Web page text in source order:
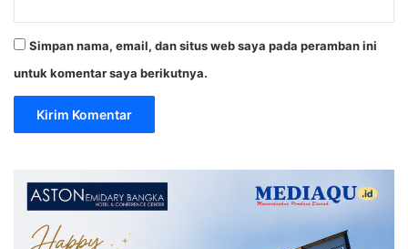
Simpan nama, email, dan situs web saya pada peramban ini
untuk komentar saya berikutnya.